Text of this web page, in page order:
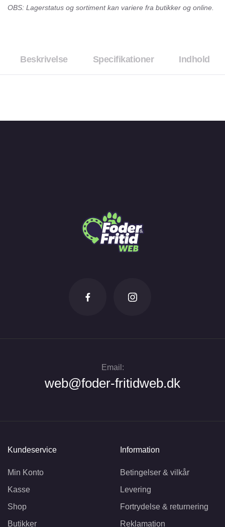
OBS: Lagerstatus og sortiment kan variere fra butikker og online.
Beskrivelse Specifikationer Indhold
Email:
web@foder-fritidweb.dk
Kundeservice
Min Konto
Kasse
Shop
Butikker
Information
Betingelser & vilkår
Levering
Fortrydelse & returnering
Reklamation